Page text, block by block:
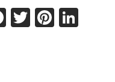
Facebook
Twitter